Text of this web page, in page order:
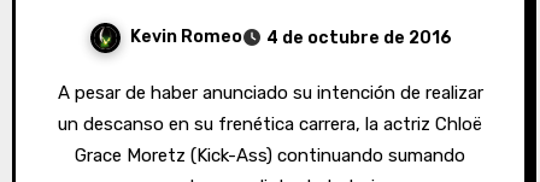
Kevin Romeo 4 de octubre de 2016
A pesar de haber anunciado su intención de realizar
un descanso en su frenética carrera, la actriz Chloë
Grace Moretz (Kick-Ass) continuando sumando